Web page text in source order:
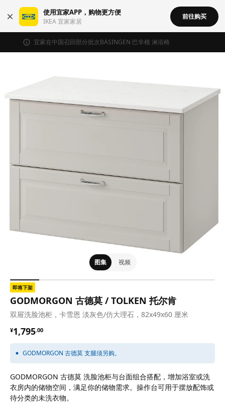
使用宜家APP，购物更方便
IKEA 宜家家居
前往购买
宜家在中国召回部分批次BÄSINGEN 巴辛根 淋浴椅
图集 视频
即将下架
GODMORGON 古德莫 / TOLKEN 托尔肯
双屉洗脸池柜，卡雪恩 淡灰色/仿大理石，82x49x60 厘米
¥1,795.00
¥ 1795.00
GODMORGON 古德莫 支腿须另购。
GODMORGON 古德莫 洗脸池柜与台面组合搭配，增加浴室或洗
衣房内的储物空间，满足你的储物需求。操作台可用于摆放配饰或
待分类的未洗衣物。